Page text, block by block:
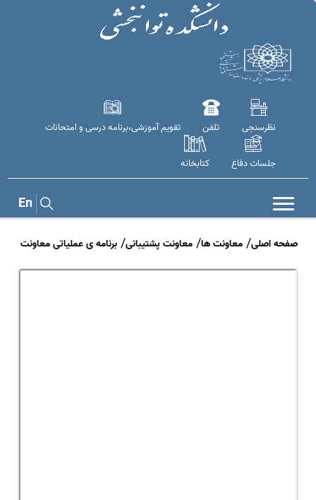
نظرسنجی تلفن تقویم آموزشی،برنامه درسی و امتحانات
جلسات دفاع کتابخانه
En
صفحه اصلی معاونت ها معاونت پشتیبانی برنامه ی عملیاتی معاونت